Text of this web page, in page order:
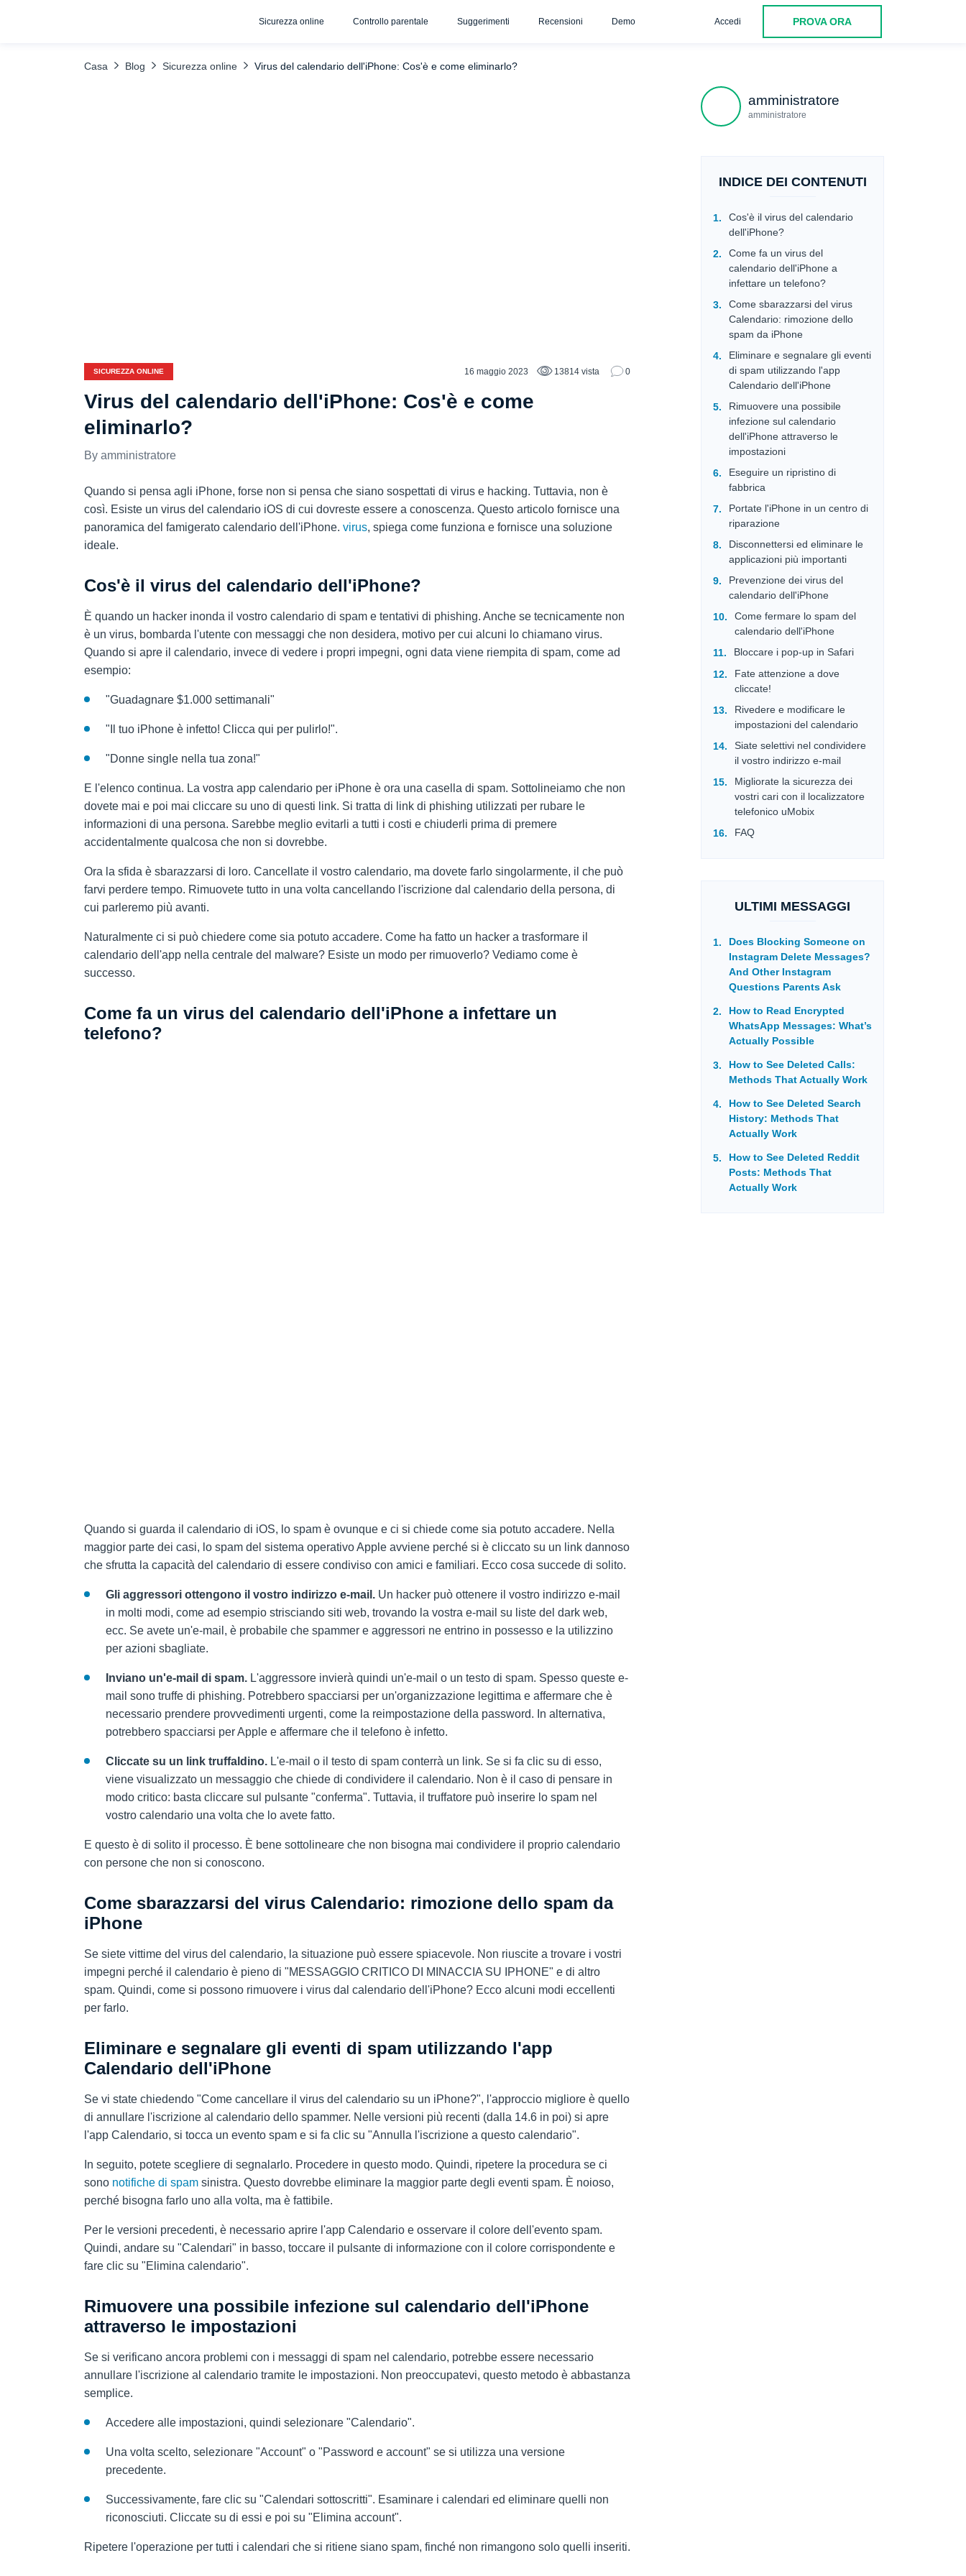
Sicurezza online Controllo parentale Suggerimenti Recensioni Demo Accedi PROVA ORA
Casa Blog Sicurezza online Virus del calendario dell'iPhone: Cos'è e come eliminarlo?
SICUREZZA ONLINE 16 maggio 2023 13814 vista 0
Virus del calendario dell'iPhone: Cos'è e come
eliminarlo?
amministratore
Quando si pensa agli iPhone, forse non si pensa che siano sospettati di virus e hacking. Tuttavia, non è
così. Esiste un virus del calendario iOS di cui dovreste essere a conoscenza. Questo articolo fornisce una
panoramica del famigerato calendario dell'iPhone. virus, spiega come funziona e fornisce una soluzione
ideale.
Cos'è il virus del calendario dell'iPhone?
È quando un hacker inonda il vostro calendario di spam e tentativi di phishing. Anche se tecnicamente non
è un virus, bombarda l'utente con messaggi che non desidera, motivo per cui alcuni lo chiamano virus.
Quando si apre il calendario, invece di vedere i propri impegni, ogni data viene riempita di spam, come ad
esempio:
"Guadagnare $1.000 settimanali"
"Il tuo iPhone è infetto! Clicca qui per pulirlo!".
"Donne single nella tua zona!"
E l'elenco continua. La vostra app calendario per iPhone è ora una casella di spam. Sottolineiamo che non
dovete mai e poi mai cliccare su uno di questi link. Si tratta di link di phishing utilizzati per rubare le
informazioni di una persona. Sarebbe meglio evitarli a tutti i costi e chiuderli prima di premere
accidentalmente qualcosa che non si dovrebbe.
Ora la sfida è sbarazzarsi di loro. Cancellate il vostro calendario, ma dovete farlo singolarmente, il che può
farvi perdere tempo. Rimuovete tutto in una volta cancellando l'iscrizione dal calendario della persona, di
cui parleremo più avanti.
Naturalmente ci si può chiedere come sia potuto accadere. Come ha fatto un hacker a trasformare il
calendario dell'app nella centrale del malware? Esiste un modo per rimuoverlo? Vediamo come è
successo.
Come fa un virus del calendario dell'iPhone a infettare un
telefono?
Quando si guarda il calendario di iOS, lo spam è ovunque e ci si chiede come sia potuto accadere. Nella
maggior parte dei casi, lo spam del sistema operativo Apple avviene perché si è cliccato su un link dannoso
che sfrutta la capacità del calendario di essere condiviso con amici e familiari. Ecco cosa succede di solito.
Gli aggressori ottengono il vostro indirizzo e-mail. Un hacker può ottenere il vostro indirizzo e-mail
in molti modi, come ad esempio strisciando siti web, trovando la vostra e-mail su liste del dark web,
ecc. Se avete un'e-mail, è probabile che spammer e aggressori ne entrino in possesso e la utilizzino
per azioni sbagliate.
Inviano un'e-mail di spam. L'aggressore invierà quindi un'e-mail o un testo di spam. Spesso queste e-
mail sono truffe di phishing. Potrebbero spacciarsi per un'organizzazione legittima e affermare che è
necessario prendere provvedimenti urgenti, come la reimpostazione della password. In alternativa,
potrebbero spacciarsi per Apple e affermare che il telefono è infetto.
Cliccate su un link truffaldino. L'e-mail o il testo di spam conterrà un link. Se si fa clic su di esso,
viene visualizzato un messaggio che chiede di condividere il calendario. Non è il caso di pensare in
modo critico: basta cliccare sul pulsante "conferma". Tuttavia, il truffatore può inserire lo spam nel
vostro calendario una volta che lo avete fatto.
E questo è di solito il processo. È bene sottolineare che non bisogna mai condividere il proprio calendario
con persone che non si conoscono.
Come sbarazzarsi del virus Calendario: rimozione dello spam da
iPhone
Se siete vittime del virus del calendario, la situazione può essere spiacevole. Non riuscite a trovare i vostri
impegni perché il calendario è pieno di "MESSAGGIO CRITICO DI MINACCIA SU IPHONE" e di altro
spam. Quindi, come si possono rimuovere i virus dal calendario dell'iPhone? Ecco alcuni modi eccellenti
per farlo.
Eliminare e segnalare gli eventi di spam utilizzando l'app
Calendario dell'iPhone
Se vi state chiedendo "Come cancellare il virus del calendario su un iPhone?", l'approccio migliore è quello
di annullare l'iscrizione al calendario dello spammer. Nelle versioni più recenti (dalla 14.6 in poi) si apre
l'app Calendario, si tocca un evento spam e si fa clic su "Annulla l'iscrizione a questo calendario".
In seguito, potete scegliere di segnalarlo. Procedere in questo modo. Quindi, ripetere la procedura se ci
sono notifiche di spam sinistra. Questo dovrebbe eliminare la maggior parte degli eventi spam. È noioso,
perché bisogna farlo uno alla volta, ma è fattibile.
Per le versioni precedenti, è necessario aprire l'app Calendario e osservare il colore dell'evento spam.
Quindi, andare su "Calendari" in basso, toccare il pulsante di informazione con il colore corrispondente e
fare clic su "Elimina calendario".
Rimuovere una possibile infezione sul calendario dell'iPhone
attraverso le impostazioni
Se si verificano ancora problemi con i messaggi di spam nel calendario, potrebbe essere necessario
annullare l'iscrizione al calendario tramite le impostazioni. Non preoccupatevi, questo metodo è abbastanza
semplice.
Accedere alle impostazioni, quindi selezionare "Calendario".
Una volta scelto, selezionare "Account" o "Password e account" se si utilizza una versione
precedente.
Successivamente, fare clic su "Calendari sottoscritti". Esaminare i calendari ed eliminare quelli non
riconosciuti. Cliccate su di essi e poi su "Elimina account".
Ripetere l'operazione per tutti i calendari che si ritiene siano spam, finché non rimangono solo quelli inseriti.
amministratore
amministratore
INDICE DEI CONTENUTI
Cos'è il virus del calendario
dell'iPhone?
Come fa un virus del
calendario dell'iPhone a
infettare un telefono?
Come sbarazzarsi del virus
Calendario: rimozione dello
spam da iPhone
Eliminare e segnalare gli eventi
di spam utilizzando l'app
Calendario dell'iPhone
Rimuovere una possibile
infezione sul calendario
dell'iPhone attraverso le
impostazioni
Eseguire un ripristino di
fabbrica
Portate l'iPhone in un centro di
riparazione
Disconnettersi ed eliminare le
applicazioni più importanti
Prevenzione dei virus del
calendario dell'iPhone
Come fermare lo spam del
calendario dell'iPhone
Bloccare i pop-up in Safari
Fate attenzione a dove
cliccate!
Rivedere e modificare le
impostazioni del calendario
Siate selettivi nel condividere
il vostro indirizzo e-mail
Migliorate la sicurezza dei
vostri cari con il localizzatore
telefonico uMobix
FAQ
ULTIMI MESSAGGI
Does Blocking Someone on
Instagram Delete Messages?
And Other Instagram
Questions Parents Ask
How to Read Encrypted
WhatsApp Messages: What’s
Actually Possible
How to See Deleted Calls:
Methods That Actually Work
How to See Deleted Search
History: Methods That
Actually Work
How to See Deleted Reddit
Posts: Methods That
Actually Work
Fate attenzione a dove cliccate! Rivedere e modificare le impostazioni del calendario Siate selettivi nel condividere il vostro